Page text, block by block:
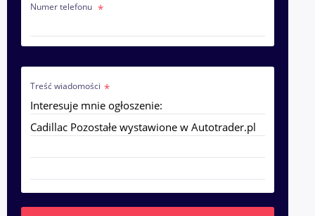
Numer telefonu
Treść wiadomości